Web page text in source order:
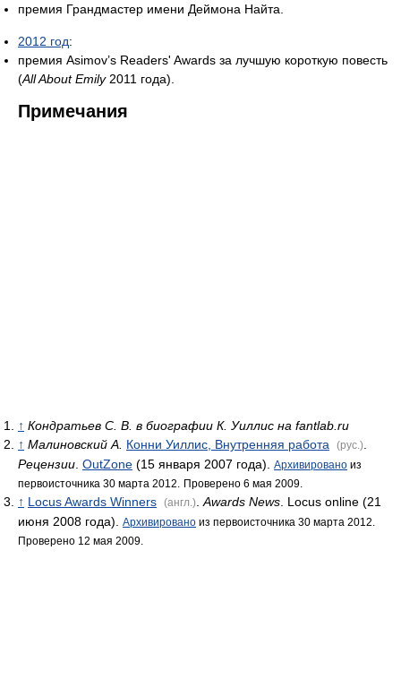
премия Грандмастер имени Деймона Найта.
2012 год:
премия Asimov’s Readers' Awards за лучшую короткую повесть
(All About Emily2011 года).
Примечания
↑ Кондратьев С. В. в биографии К. Уиллис на fantlab.ru
↑ Малиновский А. Конни Уиллис, Внутренняя работа (рус.)
Рецензии OutZone (15 января 2007 года). Архивировано из
первоисточника 30 марта 2012.
Проверено 6 мая 2009.
↑ Locus Awards Winners (англ.) Awards News . Locus online (21
июня 2008 года).
Архивировано из первоисточника 30 марта 2012.
Проверено 12 мая 2009.